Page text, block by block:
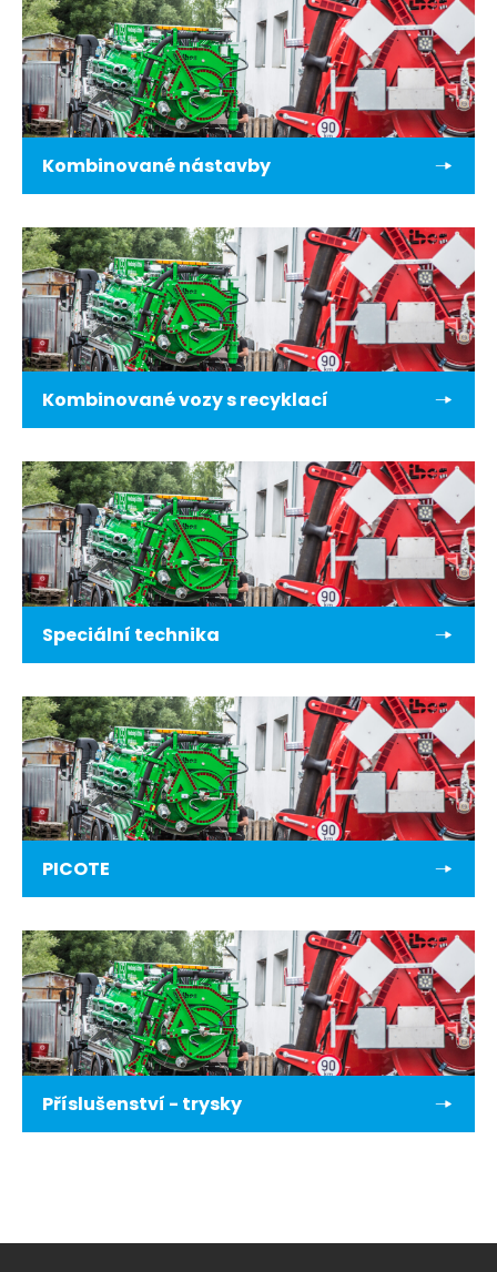
Kombinované nástavby
Kombinované vozy s recyklací
Speciální technika
PICOTE
Příslušenství - trysky